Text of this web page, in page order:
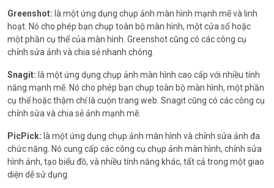
Greenshot: là một ứng dụng chụp ảnh màn hình mạnh mẽ và linh
hoạt. Nó cho phép bạn chụp toàn bộ màn hình, một cửa sổ hoặc
một phần cụ thể của màn hình. Greenshot cũng có các công cụ
chỉnh sửa ảnh và chia sẻ nhanh chóng.
Snagit: là một ứng dụng chụp ảnh màn hình cao cấp với nhiều tính
năng mạnh mẽ. Nó cho phép bạn chụp toàn bộ màn hình, một phần
cụ thể hoặc thậm chí là cuộn trang web. Snagit cũng có các công cụ
chỉnh sửa và chia sẻ ảnh mạnh mẽ.
PicPick: là một ứng dụng chụp ảnh màn hình và chỉnh sửa ảnh đa
chức năng. Nó cung cấp các công cụ chụp ảnh màn hình, chỉnh sửa
hình ảnh, tạo biểu đồ, và nhiều tính năng khác, tất cả trong một giao
diện dễ sử dụng.